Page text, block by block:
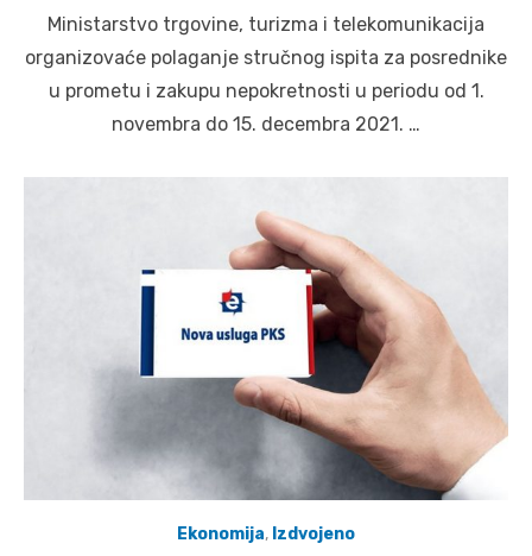
Ministarstvo trgovine, turizma i telekomunikacija
organizovaće polaganje stručnog ispita za posrednike
u prometu i zakupu nepokretnosti u periodu od 1.
novembra do 15. decembra 2021. …
Ekonomija, Izdvojeno